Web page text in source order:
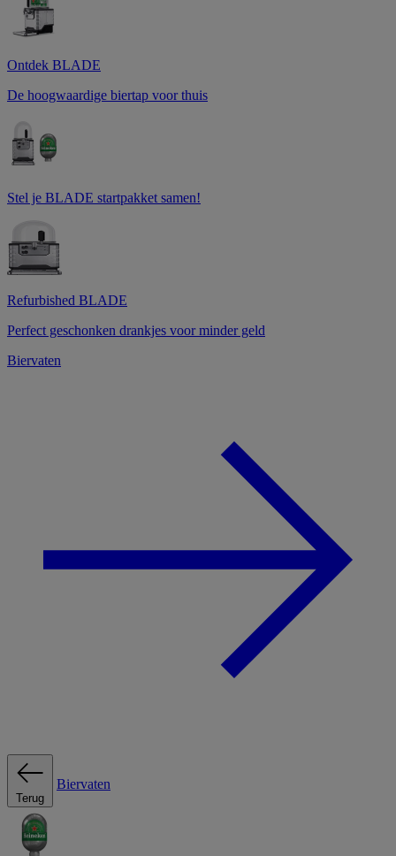
Ontdek BLADE
De hoogwaardige biertap voor thuis
Stel je BLADE startpakket samen!
Refurbished BLADE
Perfect geschonken drankjes voor minder geld
Biervaten
Terug
Biervaten